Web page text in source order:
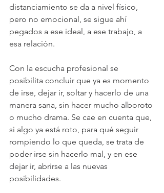
distanciamiento se da a nivel físico,
pero no emocional, se sigue ahí
pegados a ese ideal, a ese trabajo, a
esa relación.
Con la escucha profesional se
posibilita concluir que ya es momento
de irse, dejar ir, soltar y hacerlo de una
manera sana, sin hacer mucho alboroto
o mucho drama. Se cae en cuenta que,
si algo ya está roto, para qué seguir
rompiendo lo que queda, se trata de
poder irse sin hacerlo mal, y en ese
dejar ir, abrirse a las nuevas
posibilidades.